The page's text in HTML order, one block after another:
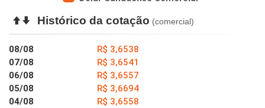
Histórico da cotação (comercial)
08/08
R$ 3,6538
07/08
R$ 3,6541
06/08
R$ 3,6557
05/08
R$ 3,6694
04/08
R$ 3,6558